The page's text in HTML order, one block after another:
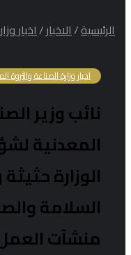
الرئيسية/الاخبار/اخبار
اخبار وزارة الصناعة والثروة
نائب وزير
المعدنية
الوزارة
السلامة
منشآت